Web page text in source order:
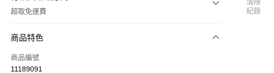
超取免運費
付款方式
信用卡一次付款
商品特色
商品編號
11189091
紀錄